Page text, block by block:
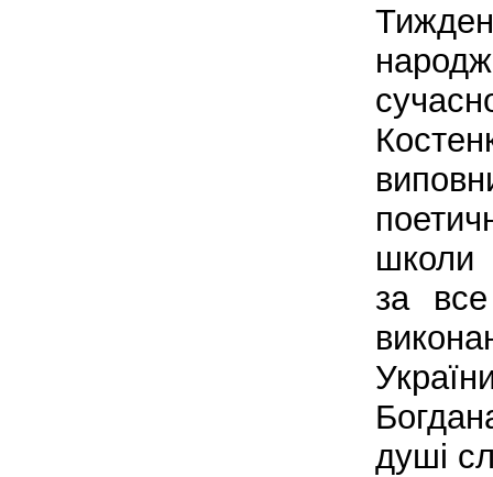
школи
за
душі